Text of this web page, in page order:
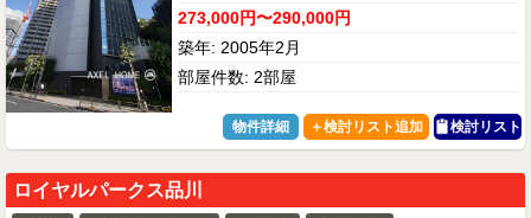
273,000円〜290,000円
築年: 2005年2月
部屋件数: 2部屋
物件詳細 検討リスト
ロイヤルパークス品川